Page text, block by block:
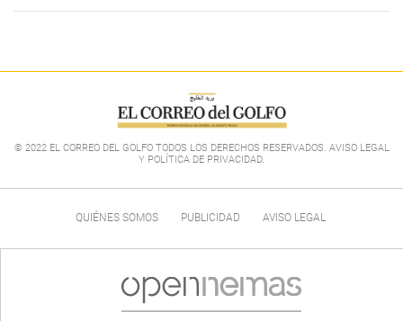
© 2022 EL CORREO DEL GOLFO TODOS LOS DERECHOS RESERVADOS. AVISO LEGAL
Y POLÍTICA DE PRIVACIDAD.
QUIÉNES SOMOS PUBLICIDAD AVISO LEGAL